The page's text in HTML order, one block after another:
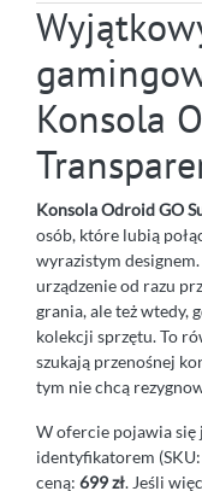
Konsola
Konsola Odroid GO
osób, które lubią
wyrazistym
urządzenie od razu
grania, ale też wtedy,
kolekcji sprzętu. To
szukają przenośnej
tym nie chcą
W ofercie pojawia
identyfikatorem (SKU:
ceną: 699 zł. Jeśli